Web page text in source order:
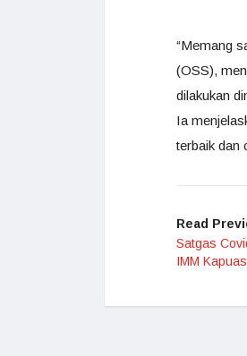
“Memang
(OSS),
dilakukan
Ia
terbaik dan
Read
Satgas
IMM